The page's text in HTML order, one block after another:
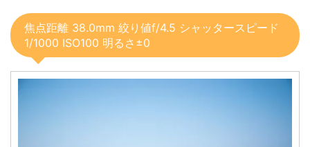
焦点距離 38.0mm 絞り値f/4.5 シャッタースピード
1/1000 ISO100 明るさ±0